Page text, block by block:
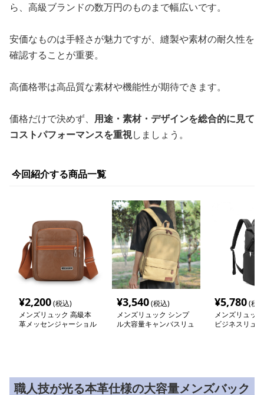
ら、高級ブランドの数万円のものまで幅広いです。
安価なものは手軽さが魅力ですが、縫製や素材の耐久性を
確認することが重要。
高価格帯は高品質な素材や機能性が期待できます。
価格だけで決めず、 用途・素材・デザインを総合的に見て
コストパフォーマンスを重視しましょう。
今回紹介する商品一覧
¥2,200(税込)
メンズリュック 高級本
革メッセンジャーショル
¥3,540(税込)
メンズリュック シンプ
ル大容量キャンバスリュ
¥5,780(税
メンズリュッ
ビジネスリュ
職人技が光る本革仕様の大容量メンズバック